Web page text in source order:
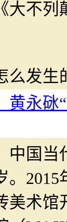
大不
么发生
黄永砯
中国
。
美术馆